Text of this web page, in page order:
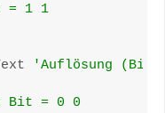
= 1 1
'Auflösung (Bit
Bit = 0 0